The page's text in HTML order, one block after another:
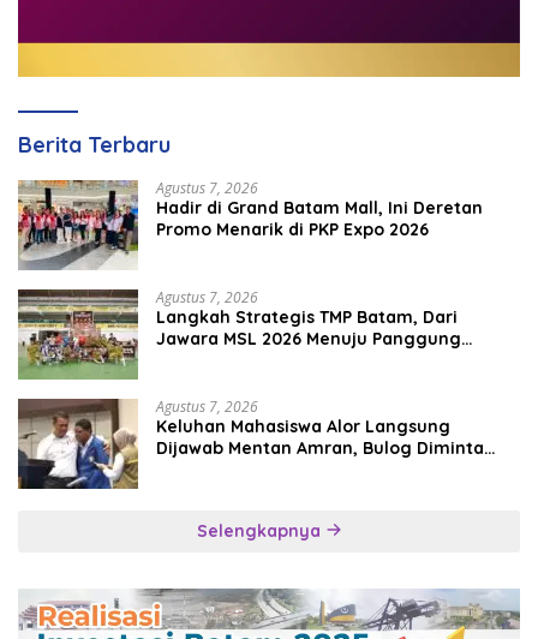
Berita Terbaru
Agustus 7, 2026
Hadir di Grand Batam Mall, Ini Deretan
Promo Menarik di PKP Expo 2026
Agustus 7, 2026
Langkah Strategis TMP Batam, Dari
Jawara MSL 2026 Menuju Panggung
Agustus 7, 2026
Keluhan Mahasiswa Alor Langsung
Dijawab Mentan Amran, Bulog Diminta
Selengkapnya